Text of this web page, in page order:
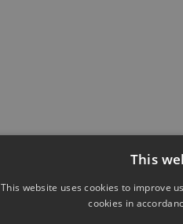
This
This website uses cookies to improve
cookies in